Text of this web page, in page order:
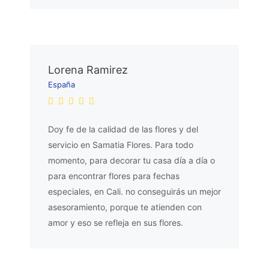
Lorena Ramirez
España
Doy fe de la calidad de las flores y del
servicio en Samatia Flores. Para todo
momento, para decorar tu casa día a día o
para encontrar flores para fechas
especiales, en Cali. no conseguirás un mejor
asesoramiento, porque te atienden con
amor y eso se refleja en sus flores.